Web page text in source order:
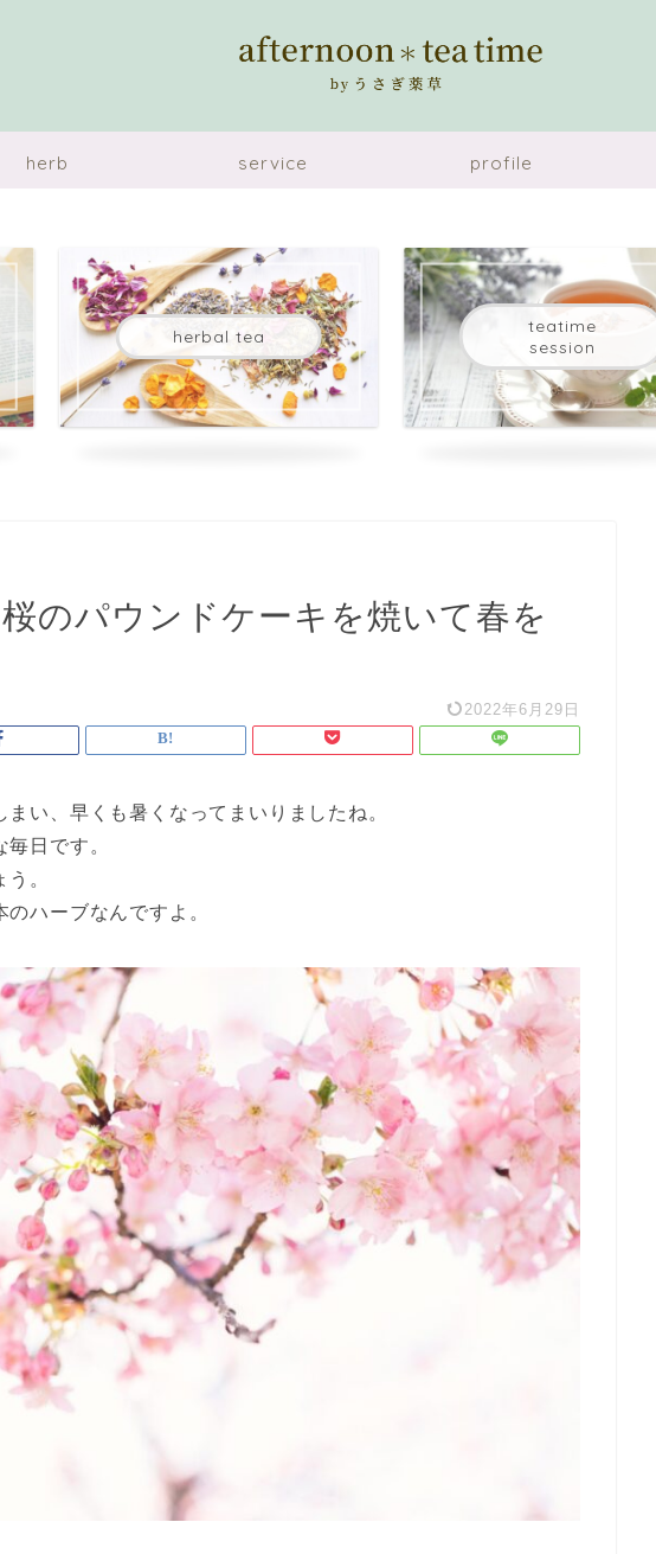
herb service profile
herbal tea
teatime
session
のパウンドケーキを焼いて春を
2022年6月29日
い、早くも暑くなってまいりましたね。
日です。
。
ハーブなんですよ。